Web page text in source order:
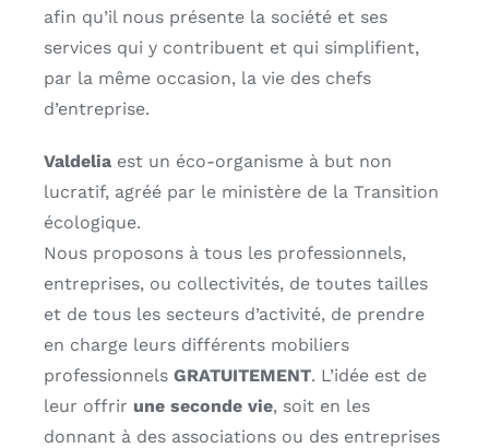
afin qu’il nous présente la société et ses
services qui y contribuent et qui simplifient,
par la même occasion, la vie des chefs
d’entreprise.
Valdeliaest un éco-organisme à but non
lucratif, agréé par le ministère de la Transition
écologique.
Nous proposons à tous les professionnels,
entreprises, ou collectivités, de toutes tailles
et de tous les secteurs d’activité, de prendre
en charge leurs différents mobiliers
professionnels GRATUITEMENT. L’idée est de
leur offrir une seconde vie, soit en les
donnant à des associations ou des entreprises